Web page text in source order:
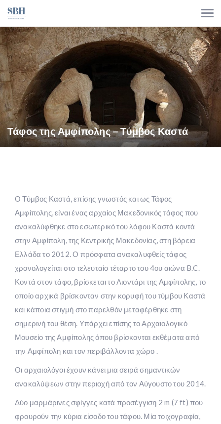
Τάφος της Αμφίπολης – Τύμβος Καστά
Ο Τύμβος Καστά, επίσης γνωστός και ως Τάφος
Αμφίπολης, είναι ένας αρχαίος Μακεδονικός τάφος που
ανακαλύφθηκε στο εσωτερικό του λόφου Καστά κοντά
στην Αμφίπολη, της Κεντρικής Μακεδονίας, στη βόρεια
Ελλάδα το 2012. Ο πρόσφατα ανακαλυφθείς τάφος
χρονολογείται στο τελευταίο τέταρτο του 4ου αιώνα B.C.
Κοντά στον τάφο, βρίσκεται το Λιοντάρι της Αμφίπολης, το
οποίο αρχικά βρίσκονταν στην κορυφή του τύμβου Καστά
και κάποια στιγμή στο παρελθόν μεταφέρθηκε στη
σημερινή του θέση. Υπάρχει επίσης το Αρχαιολογικό
Μουσείο της Αμφίπολης όπου βρίσκονται εκθέματα από
την Αμφίπολη και τον περιβάλλοντα χώρο .
Οι αρχαιολόγοι έχουν κάνει μια σειρά σημαντικών
ανακαλύψεων στην περιοχή από τον Αύγουστο του 2014.
Δύο μαρμάρινες σφίγγες κατά προσέγγιση 2 m (7 ft) που
φρουρούν την κύρια είσοδο του τάφου. Μία τοιχογραφία,